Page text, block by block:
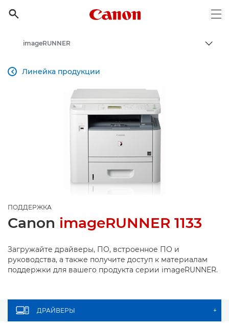

Canon Logo, back to
imageRUNNER
Линейка продукции

ПОДДЕРЖКА
Canon imageRUNNER 1133
Загружайте драйверы, ПО, встроенное ПО и
руководства, а также получите доступ к материалам
поддержки для вашего продукта серии imageRUNNER.
ДРАЙВЕРЫ +